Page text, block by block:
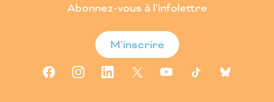
Abonnez-vous à l’infolettre
M'inscrire